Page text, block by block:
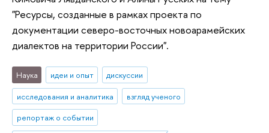
"Ресурсы, созданные в рамках проекта по
документации северо-восточных новоарамейских
диалектов на территории России".
Наука идеи и опыт
дискуссии
исследования и аналитика
взгляд ученого
репортаж о событии